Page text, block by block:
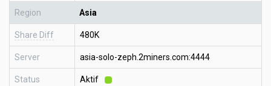
Region Asia
Share Diff 480K
Server asia-solo-zeph.2miners.com:4444
Status Aktif